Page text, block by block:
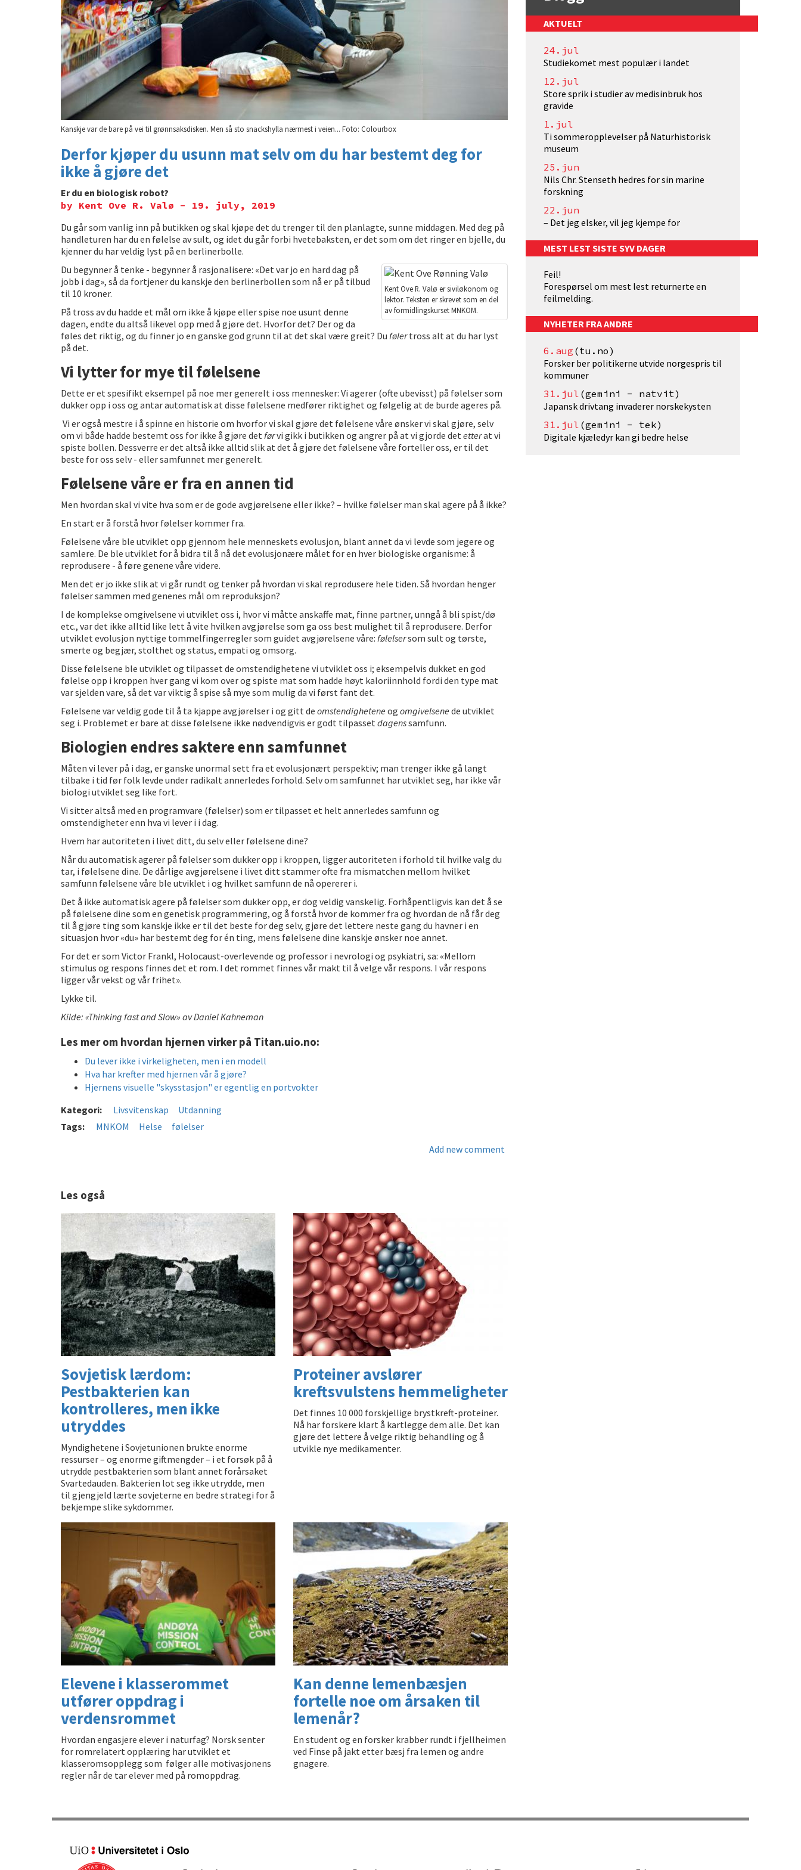
Kanskje var de bare på vei til grønnsaksdisken. Men så sto snackshylla nærmest i veien... Foto: Colourbox
Derfor kjøper du usunn mat selv om du har bestemt deg for
ikke å gjøre det
Er du en biologisk robot?
by Kent Ove R. Valø - 19. july, 2019
Du går som vanlig inn på butikken og skal kjøpe det du trenger til den planlagte, sunne middagen. Med deg på
handleturen har du en følelse av sult, og idet du går forbi hvetebaksten, er det som om det ringer en bjelle, du
kjenner du har veldig lyst på en berlinerbolle.
Kent Ove R. Valø er siviløkonom og
lektor. Teksten er skrevet som en del
av formidlingskurset MNKOM.
Du begynner å tenke - begynner å rasjonalisere: «Det var jo en hard dag på
jobb i dag», så da fortjener du kanskje den berlinerbollen som nå er på tilbud
til 10 kroner.
På tross av du hadde et mål om ikke å kjøpe eller spise noe usunt denne
dagen, endte du altså likevel opp med å gjøre det. Hvorfor det? Der og da
føles det riktig, og du finner jo en ganske god grunn til at det skal være greit? Du følertross alt at du har lyst
på det.
Vi lytter for mye til følelsene
Dette er et spesifikt eksempel på noe mer generelt i oss mennesker: Vi agerer (ofte ubevisst) på følelser som
dukker opp i oss og antar automatisk at disse følelsene medfører riktighet og følgelig at de burde ageres på.
Vi er også mestre i å spinne en historie om hvorfor vi skal gjøre det følelsene våre ønsker vi skal gjøre, selv
om vi både hadde bestemt oss for ikke å gjøre det førvi gikk i butikken og angrer på at vi gjorde det etterat vi
spiste bollen. Dessverre er det altså ikke alltid slik at det å gjøre det følelsene våre forteller oss, er til det
beste for oss selv - eller samfunnet mer generelt.
Følelsene våre er fra en annen tid
Men hvordan skal vi vite hva som er de gode avgjørelsene eller ikke? – hvilke følelser man skal agere på å ikke?
En start er å forstå hvor følelser kommer fra.
Følelsene våre ble utviklet opp gjennom hele menneskets evolusjon, blant annet da vi levde som jegere og
samlere. De ble utviklet for å bidra til å nå det evolusjonære målet for en hver biologiske organisme: å
reprodusere - å føre genene våre videre.
Men det er jo ikke slik at vi går rundt og tenker på hvordan vi skal reprodusere hele tiden. Så hvordan henger
følelser sammen med genenes mål om reproduksjon?
I de komplekse omgivelsene vi utviklet oss i, hvor vi måtte anskaffe mat, finne partner, unngå å bli spist/dø
etc., var det ikke alltid like lett å vite hvilken avgjørelse som ga oss best mulighet til å reprodusere. Derfor
utviklet evolusjon nyttige tommelfingerregler som guidet avgjørelsene våre: følelsersom sult og tørste,
smerte og begjær, stolthet og status, empati og omsorg.
Disse følelsene ble utviklet og tilpasset de omstendighetene vi utviklet oss i; eksempelvis dukket en god
følelse opp i kroppen hver gang vi kom over og spiste mat som hadde høyt kaloriinnhold fordi den type mat
var sjelden vare, så det var viktig å spise så mye som mulig da vi først fant det.
Følelsene var veldig gode til å ta kjappe avgjørelser i og gitt de omstendighetene og omgivelsene de utviklet
seg i. Problemet er bare at disse følelsene ikke nødvendigvis er godt tilpasset dagenssamfunn.
Biologien endres saktere enn samfunnet
Måten vi lever på i dag, er ganske unormal sett fra et evolusjonært perspektiv; man trenger ikke gå langt
tilbake i tid før folk levde under radikalt annerledes forhold. Selv om samfunnet har utviklet seg, har ikke vår
biologi utviklet seg like fort.
Vi sitter altså med en programvare (følelser) som er tilpasset et helt annerledes samfunn og
omstendigheter enn hva vi lever i i dag.
Hvem har autoriteten i livet ditt, du selv eller følelsene dine?
Når du automatisk agerer på følelser som dukker opp i kroppen, ligger autoriteten i forhold til hvilke valg du
tar, i følelsene dine. De dårlige avgjørelsene i livet ditt stammer ofte fra mismatchen mellom hvilket
samfunn følelsene våre ble utviklet i og hvilket samfunn de nå opererer i.
Det å ikke automatisk agere på følelser som dukker opp, er dog veldig vanskelig. Forhåpentligvis kan det å se
på følelsene dine som en genetisk programmering, og å forstå hvor de kommer fra og hvordan de nå får deg
til å gjøre ting som kanskje ikke er til det beste for deg selv, gjøre det lettere neste gang du havner i en
situasjon hvor «du» har bestemt deg for én ting, mens følelsene dine kanskje ønsker noe annet.
For det er som Victor Frankl, Holocaust-overlevende og professor i nevrologi og psykiatri, sa: «Mellom
stimulus og respons finnes det et rom. I det rommet finnes vår makt til å velge vår respons. I vår respons
ligger vår vekst og vår frihet».
Lykke til.
Kilde: «Thinking fast and Slow» av Daniel Kahneman
Les mer om hvordan hjernen virker på Titan.uio.no:
Du lever ikke i virkeligheten, men i en modell
Hva har krefter med hjernen vår å gjøre?
Hjernens visuelle "skysstasjon" er egentlig en portvokter
Kategori:
Livsvitenskap
Utdanning
Tags:
MNKOM Helse
følelser
Add new comment
AKTUELT
24.jul
Studiekomet mest populær i landet
12.jul
Store sprik i studier av medisinbruk hos
gravide
1.jul
Ti sommeropplevelser på Naturhistorisk
museum
25.jun
Nils Chr. Stenseth hedres for sin marine
forskning
22.jun
– Det jeg elsker, vil jeg kjempe for
MEST LEST SISTE SYV DAGER
Feil!
Forespørsel om mest lest returnerte en
feilmelding.
NYHETER FRA ANDRE
6.aug (tu.no)
Forsker ber politikerne utvide norgespris til
kommuner
31.jul (gemini - natvit)
Japansk drivtang invaderer norskekysten
31.jul (gemini - tek)
Digitale kjæledyr kan gi bedre helse
Les også
Sovjetisk lærdom:
Pestbakterien kan
kontrolleres, men ikke
utryddes
Myndighetene i Sovjetunionen brukte enorme
ressurser – og enorme giftmengder – i et forsøk på å
utrydde pestbakterien som blant annet forårsaket
Svartedauden. Bakterien lot seg ikke utrydde, men
til gjengjeld lærte sovjeterne en bedre strategi for å
bekjempe slike sykdommer.
Proteiner avslører
kreftsvulstens hemmeligheter
Det finnes 10 000 forskjellige brystkreft-proteiner.
Nå har forskere klart å kartlegge dem alle. Det kan
gjøre det lettere å velge riktig behandling og å
utvikle nye medikamenter.
Elevene i klasserommet
utfører oppdrag i
verdensrommet
Hvordan engasjere elever i naturfag? Norsk senter
for romrelatert opplæring har utviklet et
klasseromsopplegg som følger alle motivasjonens
regler når de tar elever med på romoppdrag.
Kan denne lemenbæsjen
fortelle noe om årsaken til
lemenår?
En student og en forsker krabber rundt i fjellheimen
ved Finse på jakt etter bæsj fra lemen og andre
gnagere.